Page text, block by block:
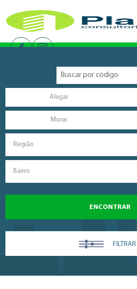
Alugar
Morar
Região
Bairro
ENCONTRAR
FILTRAR